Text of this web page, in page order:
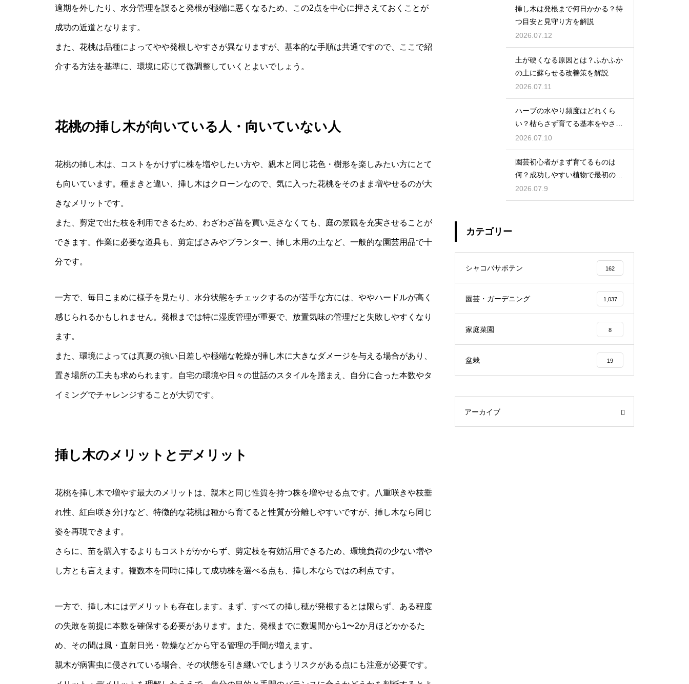
適期を外したり、水分管理を誤ると発根が極端に悪くなるため、この2点を中心に押さえておくことが
成功の近道となります。
また、花桃は品種によってやや発根しやすさが異なりますが、基本的な手順は共通ですので、ここで紹
介する方法を基準に、環境に応じて微調整していくとよいでしょう。
花桃の挿し木が向いている人・向いていない人
花桃の挿し木は、コストをかけずに株を増やしたい方や、親木と同じ花色・樹形を楽しみたい方にとて
も向いています。種まきと違い、挿し木はクローンなので、気に入った花桃をそのまま増やせるのが大
きなメリットです。
また、剪定で出た枝を利用できるため、わざわざ苗を買い足さなくても、庭の景観を充実させることが
できます。作業に必要な道具も、剪定ばさみやプランター、挿し木用の土など、一般的な園芸用品で十
分です。
一方で、毎日こまめに様子を見たり、水分状態をチェックするのが苦手な方には、ややハードルが高く
感じられるかもしれません。発根までは特に湿度管理が重要で、放置気味の管理だと失敗しやすくなり
ます。
また、環境によっては真夏の強い日差しや極端な乾燥が挿し木に大きなダメージを与える場合があり、
置き場所の工夫も求められます。自宅の環境や日々の世話のスタイルを踏まえ、自分に合った本数やタ
イミングでチャレンジすることが大切です。
挿し木のメリットとデメリット
花桃を挿し木で増やす最大のメリットは、親木と同じ性質を持つ株を増やせる点です。八重咲きや枝垂
れ性、紅白咲き分けなど、特徴的な花桃は種から育てると性質が分離しやすいですが、挿し木なら同じ
姿を再現できます。
さらに、苗を購入するよりもコストがかからず、剪定枝を有効活用できるため、環境負荷の少ない増や
し方とも言えます。複数本を同時に挿して成功株を選べる点も、挿し木ならではの利点です。
一方で、挿し木にはデメリットも存在します。まず、すべての挿し穂が発根するとは限らず、ある程度
の失敗を前提に本数を確保する必要があります。また、発根までに数週間から1〜2か月ほどかかるた
め、その間は風・直射日光・乾燥などから守る管理の手間が増えます。
親木が病害虫に侵されている場合、その状態を引き継いでしまうリスクがある点にも注意が必要です。
挿し木は発根まで何日かかる？待
つ目安と見守り方を解説
2026.07.12
土が硬くなる原因とは？ふかふか
の土に蘇らせる改善策を解説
2026.07.11
ハーブの水やり頻度はどれくら
い？枯らさず育てる基本をやさし
く紹介
2026.07.10
園芸初心者がまず育てるものは
何？成功しやすい植物で最初の一
歩を踏み出そう
2026.07.9
カテゴリー
シャコバサボテン 162
園芸・ガーデニング 1,037
家庭菜園 8
盆栽 19
アーカイブ